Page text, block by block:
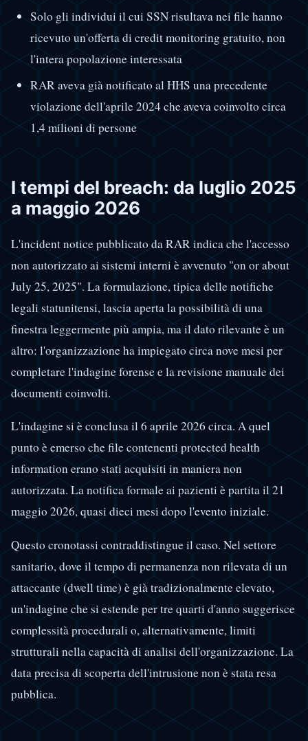
Solo gli individui il cui SSN risultava nei file hanno
ricevuto un'offerta di credit monitoring gratuito, non
l'intera popolazione interessata
RAR aveva già notificato al HHS una precedente
violazione dell'aprile 2024 che aveva coinvolto circa
1,4 milioni di persone
I tempi del breach: da luglio 2025
a maggio 2026
L'incident notice pubblicato da RAR indica che l'accesso
non autorizzato ai sistemi interni è avvenuto "on or about
July 25, 2025". La formulazione, tipica delle notifiche
legali statunitensi, lascia aperta la possibilità di una
finestra leggermente più ampia, ma il dato rilevante è un
altro: l'organizzazione ha impiegato circa nove mesi per
completare l'indagine forense e la revisione manuale dei
documenti coinvolti.
L'indagine si è conclusa il 6 aprile 2026 circa. A quel
punto è emerso che file contenenti protected health
information erano stati acquisiti in maniera non
autorizzata. La notifica formale ai pazienti è partita il 21
maggio 2026, quasi dieci mesi dopo l'evento iniziale.
Questo cronotassi contraddistingue il caso. Nel settore
sanitario, dove il tempo di permanenza non rilevata di un
attaccante (dwell time) è già tradizionalmente elevato,
un'indagine che si estende per tre quarti d'anno suggerisce
complessità procedurali o, alternativamente, limiti
strutturali nella capacità di analisi dell'organizzazione. La
data precisa di scoperta dell'intrusione non è stata resa
pubblica.